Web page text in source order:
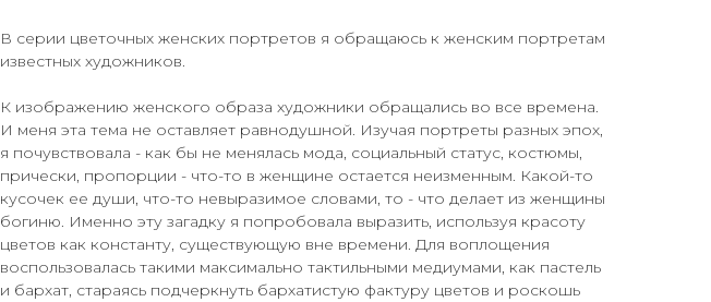
В серии цветочных женских портретов я обращаюсь к женским портретам
известных художников.
К изображению женского образа художники обращались во все времена.
И меня эта тема не оставляет равнодушной. Изучая портреты разных эпох,
я почувствовала - как бы не менялась мода, социальный статус, костюмы,
прически, пропорции - что-то в женщине остается неизменным. Какой-то
кусочек ее души, что-то невыразимое словами, то - что делает из женщины
богиню. Именно эту загадку я попробовала выразить, используя красоту
цветов как константу, существующую вне времени. Для воплощения
воспользовалась такими максимально тактильными медиумами, как пастель
и бархат, стараясь подчеркнуть бархатистую фактуру цветов и роскошь